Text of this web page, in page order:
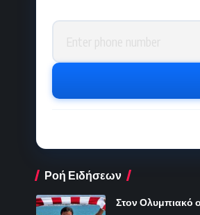
Phone number
Ροή Ειδήσεων
Στον Ολυμπιακό ο